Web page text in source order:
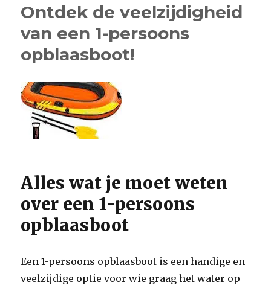
de
Voordelen
van
6-
Opblaasboot
voor
Groepsavonturen
op
het
Ontdek de veelzijdigheid
van een 1-persoons
opblaasboot!
Alles wat je moet weten
over een 1-persoons
opblaasboot
Een 1-persoons opblaasboot is een handige en
veelzijdige optie voor wie graag het water op